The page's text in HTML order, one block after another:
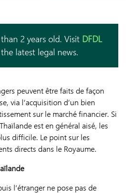
2 years old. Visit DFDL
latest legal news.
peuvent être faits de façon
via l’acquisition d’un bien
sur le marché financier. Si
est en général aisé, les
difficile. Le point sur les
directs dans le Royaume.
l’étranger ne pose pas de